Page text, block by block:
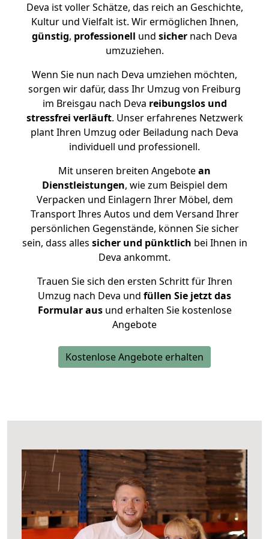
Deva ist voller Schätze, das reich an Geschichte,
Kultur und Vielfalt ist. Wir ermöglichen Ihnen,
günstig, professionell und sicher nach Deva
umzuziehen.
Wenn Sie nun nach Deva umziehen möchten,
sorgen wir dafür, dass Ihr Umzug von Freiburg
im Breisgau nach Deva reibungslos und
stressfrei verläuft. Unser erfahrenes Netzwerk
plant Ihren Umzug oder Beiladung nach Deva
individuell und professionell.
Mit unseren breiten Angebotean
Dienstleistungen, wie zum Beispiel dem
Verpacken und Einlagern Ihrer Möbel, dem
Transport Ihres Autos und dem Versand Ihrer
persönlichen Gegenstände, können Sie sicher
sein, dass alles sicher und pünktlich bei Ihnen in
Deva ankommt.
Trauen Sie sich den ersten Schritt für Ihren
Umzug nach Deva und füllen Sie jetzt das
Formular ausund erhalten Sie kostenlose
Angebote
Kostenlose Angebote erhalten